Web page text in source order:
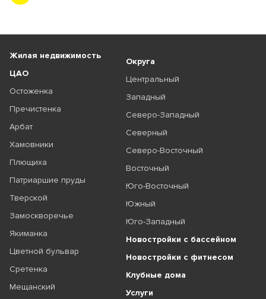
Жилая недвижимость
ЦАО
Остоженка
Пречистенка
Арбат
Хамовники
Плющиха
Патриаршие пруды
Тверской
Замоскворечье
Якиманка
Цветной бульвар
Сретенка
Мещанский
Округа
Центральный
Западный
Северо-Западный
Северный
Северо-Восточный
Восточный
Юго-Восточный
Южный
Юго-Западный
Новостройки с бассейном
Новостройки с фитнесом
Клубные дома
Услуги